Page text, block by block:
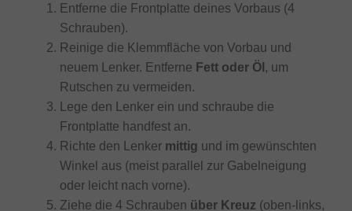
Entferne die Frontplatte deines Vorbaus (4
Schrauben).
Reinige die Klemmfläche von Vorbau und
neuem Lenker. Entferne Fett oder Öl , um
Rutschen zu vermeiden.
Lege den Lenker ein und schraube die
Frontplatte handfest an.
Richte den Lenker mittig und im gewünschten
Winkel aus (meist parallel zur Gabelneigung
oder leicht nach vorne).
Ziehe die 4 Schrauben über Kreuz (oben-links,